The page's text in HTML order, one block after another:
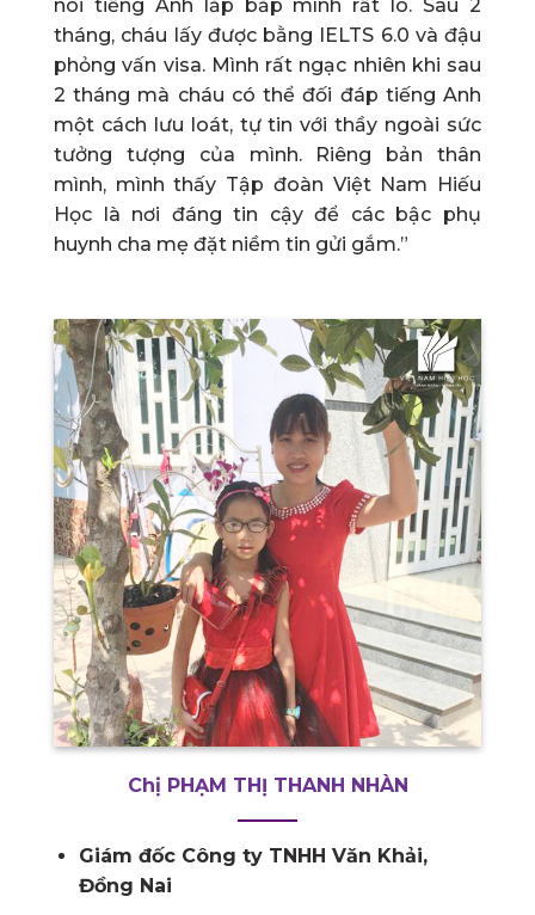
nói tiếng Anh lắp bắp mình rất lo. Sau 2
tháng, cháu lấy được bằng IELTS 6.0 và đậu
phỏng vấn visa. Mình rất ngạc nhiên khi sau
2 tháng mà cháu có thể đối đáp tiếng Anh
một cách lưu loát, tự tin với thầy ngoài sức
tưởng tượng của mình. Riêng bản thân
mình, mình thấy Tập đoàn Việt Nam Hiếu
Học là nơi đáng tin cậy để các bậc phụ
huynh cha mẹ đặt niềm tin gửi gắm.”
Chị PHẠM THỊ THANH NHÀN
Giám đốc Công ty TNHH Văn Khải,
Đồng Nai